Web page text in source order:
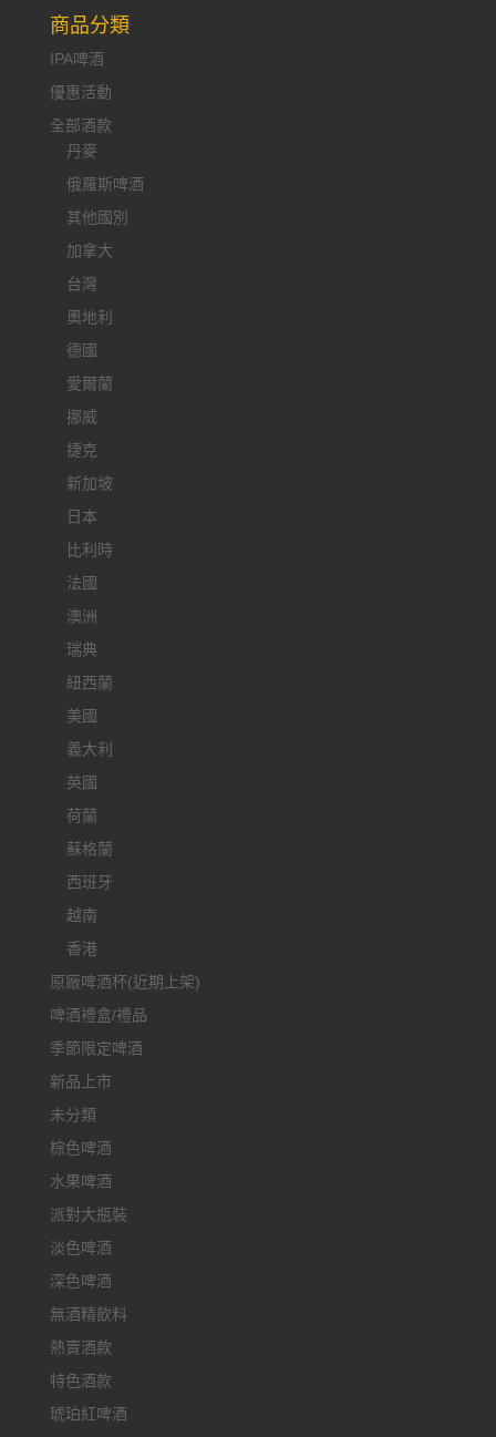
商品分類
IPA啤酒
優惠活動
全部酒款
丹麥
俄羅斯啤酒
其他國別
加拿大
台灣
奧地利
德國
愛爾蘭
挪威
捷克
新加坡
日本
比利時
法國
澳洲
瑞典
紐西蘭
美國
義大利
英國
荷蘭
蘇格蘭
西班牙
越南
香港
原廠啤酒杯(近期上架)
啤酒禮盒/禮品
季節限定啤酒
新品上市
未分類
棕色啤酒
水果啤酒
派對大瓶裝
淡色啤酒
深色啤酒
無酒精飲料
熱賣酒款
特色酒款
琥珀紅啤酒